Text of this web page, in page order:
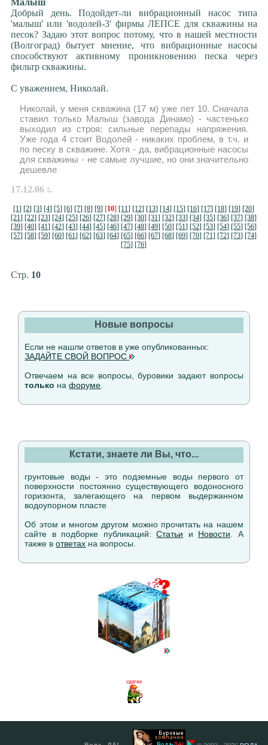
Малыш
Добрый день. Подойдет-ли вибрационный насос типа
'малыш' или 'водолей-3' фирмы ЛЕПСЕ для скважины на
песок? Задаю этот вопрос потому, что в нашей местности
(Волгоград) бытует мнение, что вибрационные насосы
способствуют активному проникновению песка через
фильтр скважины.
С уважением, Николай.
Николай, у меня скважина (17 м) уже лет 10. Сначала
ставил только Малыш (завода Динамо) - частенько
выходил из строя: сильные перепады напряжения.
Уже года 4 стоит Водолей - никаких проблем, в т.ч. и
по песку в скважине. Хотя - да, вибрационные насосы
для скважины - не самые лучшие, но они значительно
дешевле
17.12.06 :.
[1] [2] [3] [4] [5] [6] [7] [8] [9] [10] [11] [12] [13] [14] [15] [16] [17] [18] [19] [20]
[21] [22] [23] [24] [25] [26] [27] [28] [29] [30] [31] [32] [33] [34] [35] [36] [37] [38]
[39] [40] [41] [42] [43] [44] [45] [46] [47] [48] [49] [50] [51] [52] [53] [54] [55] [56]
[57] [58] [59] [60] [61] [62] [63] [64] [65] [66] [67] [68] [69] [70] [71] [72] [73] [74]
[75] [76]
Стр. 10
Новые вопросы
Если не нашли ответов в уже опубликованных:
ЗАДАЙТЕ СВОЙ ВОПРОС
Отвечаем на все вопросы, буровики задают вопросы
только нафоруме
Кстати, знаете ли Вы, что...
грунтовые воды - это подземные воды первого от
поверхности постоянно существующего водоносного
горизонта, залегающего на первом выдержанном
водоупорном пласте
Об этом и многом другом можно прочитать на нашем
сайте в подборке публикаций:Статьи и Новости . А
также вответах на вопросы.